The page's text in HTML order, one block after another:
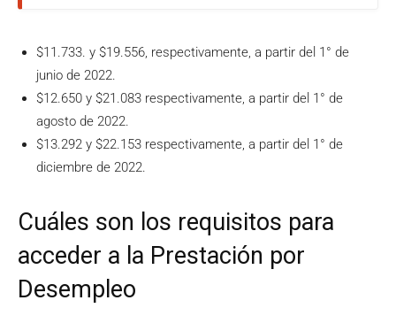
$11.733. y $19.556, respectivamente, a partir del 1° de
junio de 2022.
$12.650 y $21.083 respectivamente, a partir del 1° de
agosto de 2022.
$13.292 y $22.153 respectivamente, a partir del 1° de
diciembre de 2022.
Cuáles son los requisitos para
acceder a la Prestación por
Desempleo